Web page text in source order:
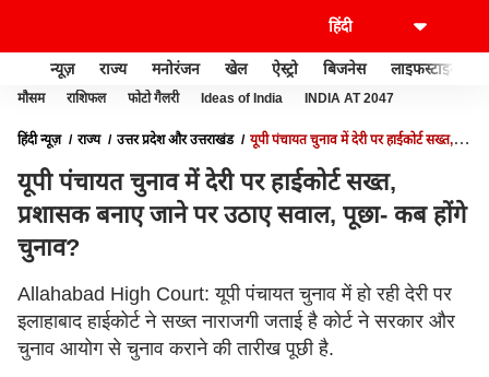
न्यूज़ राज्य मनोरंजन खेल ऐस्ट्रो बिजनेस लाइफस्टाइल
मौसम राशिफल फोटो गैलरी Ideas of India INDIA AT 2047
हिंदी न्यूज़ राज्य उत्तर प्रदेश और उत्तराखंड
यूपी पंचायत चुनाव में देरी पर हाईकोर्ट सख्त,
यूपी पंचायत चुनाव में देरी पर हाईकोर्ट सख्त,
प्रशासक बनाए जाने पर उठाए सवाल, पूछा- कब होंगे
चुनाव?
Allahabad High Court: यूपी पंचायत चुनाव में हो रही देरी पर
इलाहाबाद हाईकोर्ट ने सख्त नाराजगी जताई है कोर्ट ने सरकार और
चुनाव आयोग से चुनाव कराने की तारीख पूछी है.